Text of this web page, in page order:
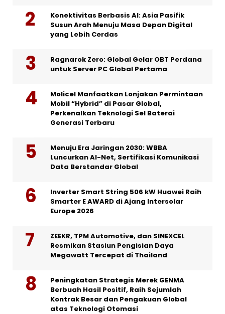
Konektivitas Berbasis AI: Asia Pasifik
Susun Arah Menuju Masa Depan Digital
yang Lebih Cerdas
Ragnarok Zero: Global Gelar OBT Perdana
untuk Server PC Global Pertama
Molicel Manfaatkan Lonjakan Permintaan
Mobil “Hybrid” di Pasar Global,
Perkenalkan Teknologi Sel Baterai
Generasi Terbaru
Menuju Era Jaringan 2030: WBBA
Luncurkan AI-Net, Sertifikasi Komunikasi
Data Berstandar Global
Inverter Smart String 506 kW Huawei Raih
Smarter E AWARD di Ajang Intersolar
Europe 2026
ZEEKR, TPM Automotive, dan SINEXCEL
Resmikan Stasiun Pengisian Daya
Megawatt Tercepat di Thailand
Peningkatan Strategis Merek GENMA
Berbuah Hasil Positif, Raih Sejumlah
Kontrak Besar dan Pengakuan Global
atas Teknologi Otomasi